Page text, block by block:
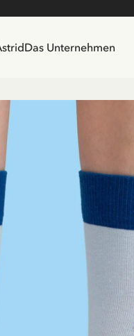
Das Unternehmen